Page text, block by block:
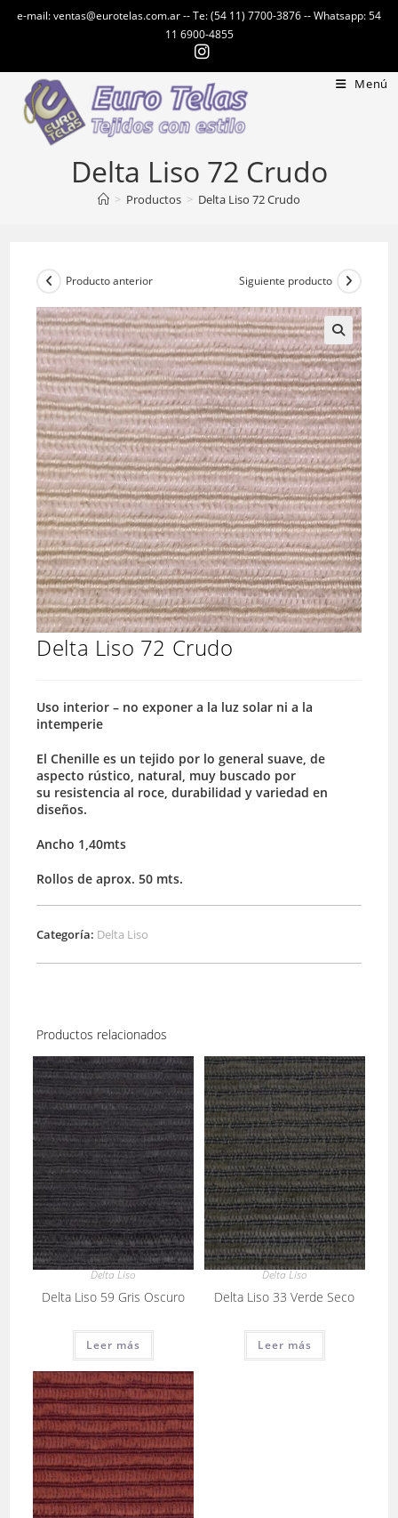
e-mail: ventas@eurotelas.com.ar -- Te: (54 11) 7700-3876 -- Whatsapp: 54
11 6900-4855
Menú
Delta Liso 72 Crudo
> Productos > Delta Liso 72 Crudo
Producto anterior Siguiente producto
Delta Liso 72 Crudo
Uso interior – no exponer a la luz solar ni a la
intemperie
El Chenille es un tejido por lo general suave, de
aspecto rústico, natural, muy buscado por
su resistencia al roce, durabilidad y variedad en
diseños.
Ancho 1,40mts
Rollos de aprox. 50 mts.
Categoría: Delta Liso
Productos relacionados
Delta Liso
Delta Liso 59 Gris Oscuro
Leer más
Delta Liso
Delta Liso 33 Verde Seco
Leer más